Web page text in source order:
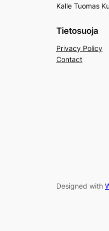
Kalle Tuomas
Tietosuoja
Privacy Policy
Contact
Designed with